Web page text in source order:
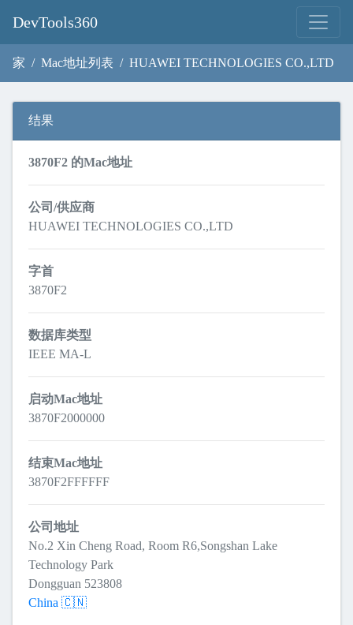
DevTools360
家 Mac地址列表 HUAWEI TECHNOLOGIES CO.,LTD
结果
3870F2 的Mac地址
公司/供应商
HUAWEI TECHNOLOGIES CO.,LTD
字首
3870F2
数据库类型
IEEE MA-L
启动Mac地址
3870F2000000
结束Mac地址
3870F2FFFFFF
公司地址
No.2 Xin Cheng Road, Room R6,Songshan Lake
Technology Park
Dongguan 523808
China 🇨🇳